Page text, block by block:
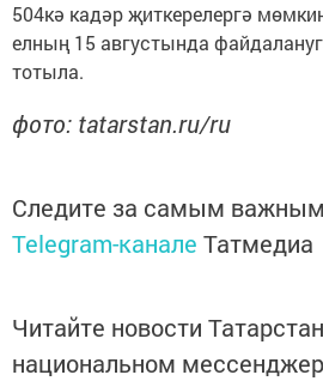
504кә кадәр җиткерелергә
елның 15 августында
тотыла.
фото: tatarstan.ru/ru
Следите за самым
Telegram-канале Татмедиа
Читайте новости
национальном